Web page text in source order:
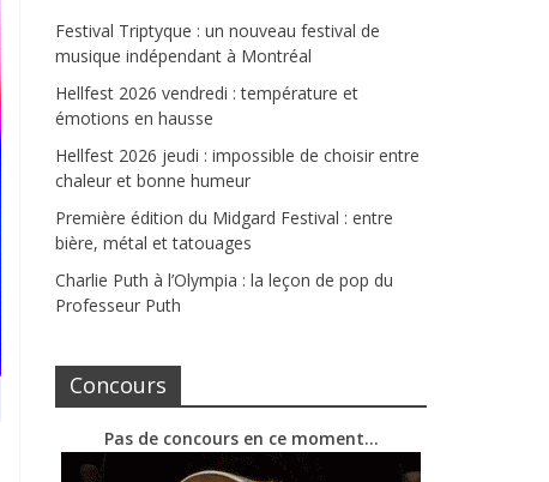
Festival Triptyque : un nouveau festival de
musique indépendant à Montréal
Hellfest 2026 vendredi : température et
émotions en hausse
Hellfest 2026 jeudi : impossible de choisir entre
chaleur et bonne humeur
Première édition du Midgard Festival : entre
bière, métal et tatouages
Charlie Puth à l’Olympia : la leçon de pop du
Professeur Puth
Concours
Pas de concours en ce moment…